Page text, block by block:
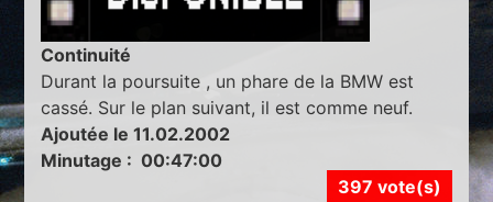
Continuité
Durant la poursuite , un phare de la BMW est
cassé. Sur le plan suivant, il est comme neuf.
Ajoutée le 11.02.2002
Minutage : 00:47:00
397 vote(s)